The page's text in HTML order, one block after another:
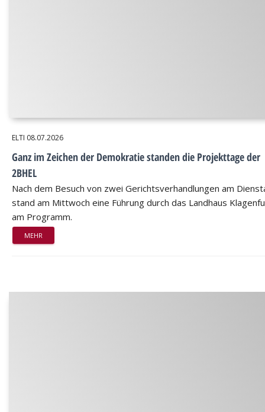
ELTI 08.07.2026
Ganz im Zeichen der Demokratie standen die Projekttage der
2BHEL
Nach dem Besuch von zwei Gerichtsverhandlungen am
stand am Mittwoch eine Führung durch das Landhaus
am Programm.
MEHR